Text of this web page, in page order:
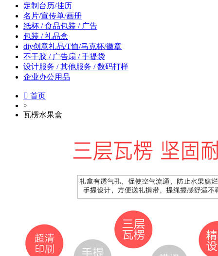
定制台历/挂历
名片/宣传单/画册
纸杯 / 食品包装 / 广告
包装 / 礼品盒
diy创意礼品/T恤/马克杯/徽章
不干胶 / 广告扇 / 手提袋
设计服务 / 其他服务 / 数码打样
企业办公用品
 首页
>
瓦楞水果盒